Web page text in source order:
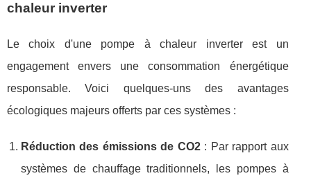
chaleur inverter
Le choix d'une pompe à chaleur inverter est un
engagement envers une consommation énergétique
responsable. Voici quelques-uns des avantages
écologiques majeurs offerts par ces systèmes :
Réduction des émissions de CO2: Par rapport aux
systèmes de chauffage traditionnels, les pompes à